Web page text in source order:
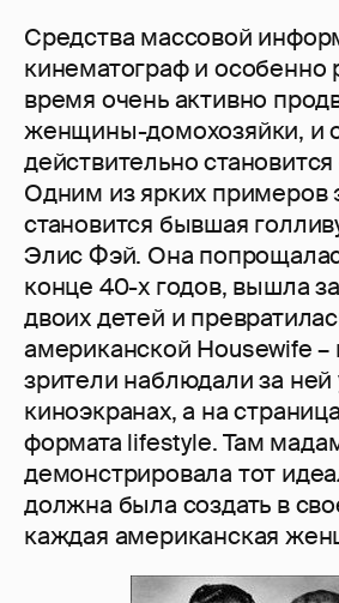
Средства массовой
кинематограф и особенно
время очень активно
женщины-домохозяйки, и
действительно
Одним из ярких примеров
становится бывшая
Элис Фэй. Она
конце 40-х годов, вышла
двоих детей и
американской Housewife –
зрители наблюдали за
киноэкранах, а на
формата lifestyle. Там
демонстрировала тот
должна была создать в
каждая американская